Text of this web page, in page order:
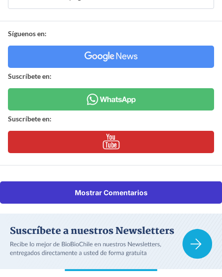
Síguenos en:
Suscríbete en:
Suscríbete en:
Mostrar Comentarios